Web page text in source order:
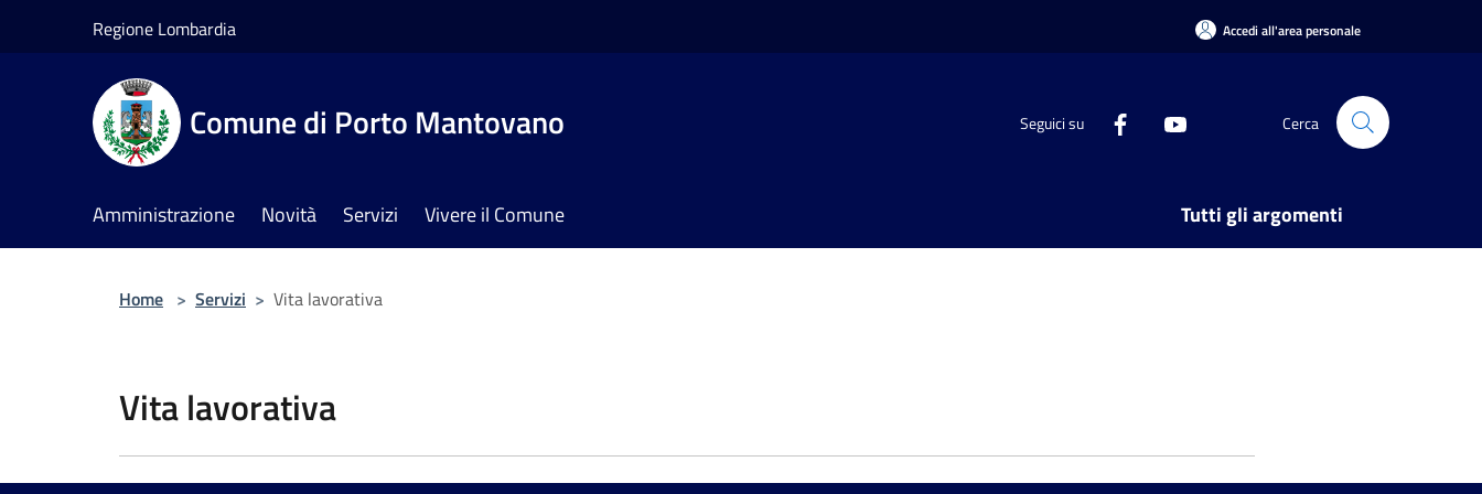
Regione Lombardia Accedi all'area personale
Comune di Porto Mantovano Seguici su Cerca
Amministrazione Novità Servizi Vivere il Comune Tutti gli argomenti
Home > Servizi > Vita lavorativa
Vita lavorativa